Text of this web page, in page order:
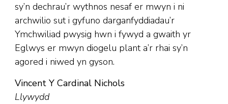
sy’n dechrau’r wythnos nesaf er mwyn i ni
archwilio sut i gyfuno darganfyddiadau’r
Ymchwiliad pwysig hwn i fywyd a gwaith yr
Eglwys er mwyn diogelu plant a’r rhai sy’n
agored i niwed yn gyson.
Vincent Y Cardinal Nichols
Llywydd